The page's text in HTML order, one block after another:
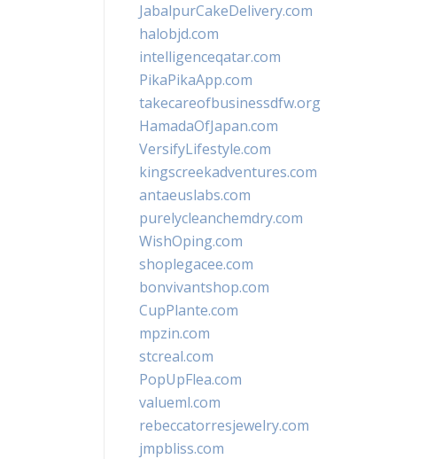
JabalpurCakeDelivery.com
halobjd.com
intelligenceqatar.com
PikaPikaApp.com
takecareofbusinessdfw.org
HamadaOfJapan.com
VersifyLifestyle.com
kingscreekadventures.com
antaeuslabs.com
purelycleanchemdry.com
WishOping.com
shoplegacee.com
bonvivantshop.com
CupPlante.com
mpzin.com
stcreal.com
PopUpFlea.com
valueml.com
rebeccatorresjewelry.com
jmpbliss.com